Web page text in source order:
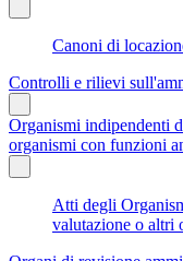
Canoni di
Controlli e rilievi
Organismi indipendenti
organismi con funzioni
Atti degli
valutazione o altri